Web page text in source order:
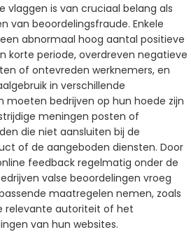
vlaggen is van cruciaal belang als
van beoordelingsfraude. Enkele
abnormaal hoog aantal positieve
korte periode, overdreven negatieve
of ontevreden werknemers, en
in verschillende
moeten bedrijven op hun hoede zijn
meningen posten of
die niet aansluiten bij de
of de aangeboden diensten. Door
feedback regelmatig onder de
valse beoordelingen vroeg
maatregelen nemen, zoals
relevante autoriteit of het
van hun websites.